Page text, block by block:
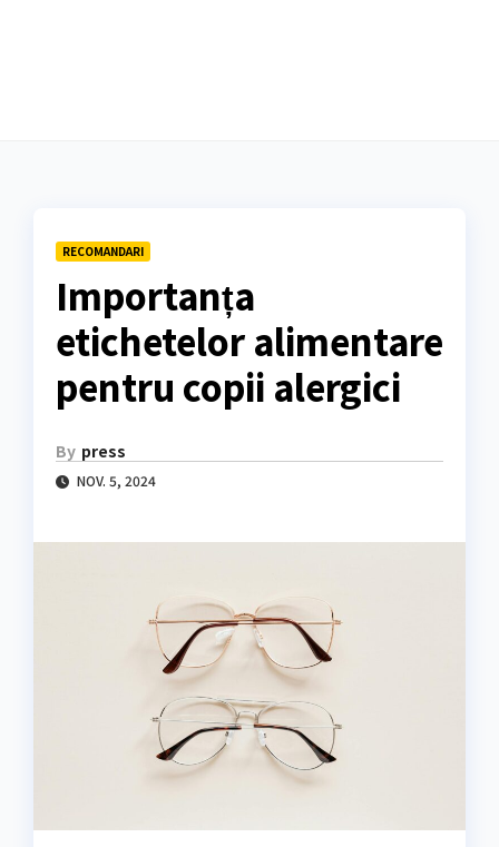
RECOMANDARI
Importanța
etichetelor alimentare
pentru copii alergici
By press
NOV. 5, 2024